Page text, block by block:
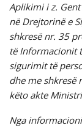
Aplikimi i z. Gent
në Drejtorinë e
shkresë nr. 35
të Informacionit
sigurimit të
dhe me shkresë
këto akte
Nga